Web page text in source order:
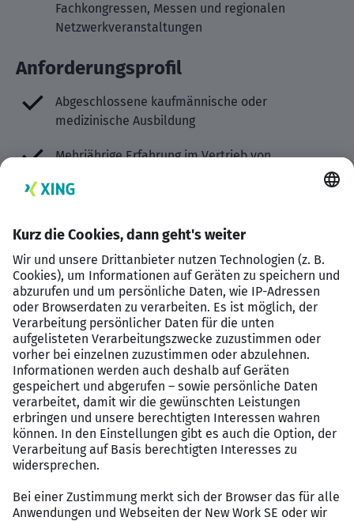
Fachkongressen, Messen und regionalen
Netzwerkveranstaltungen
Anforderungsprofil
Abgeschlossene kaufmännische oder
medizinische Ausbildung
Mehrjährige Erfahrung im Vertrieb von
und Kommunikationsfähigkeiten
Strukturierte, zielorientierte und
eigenverantwortliche Arbeitsweise
Organisationsstärke sowie souveränes Handeln
auch in dynamischen Situationen
Sehr gute Deutschkenntnisse und gute
Englischkenntnisse
Vergütungspaket
Verantwortungsvolle Position in einem
innovationsgetriebenen